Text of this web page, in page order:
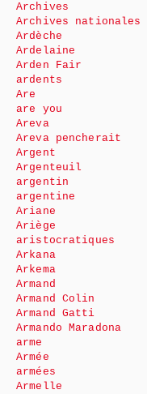
Archives
Archives nationales
Ardèche
Ardelaine
Arden Fair
ardents
Are
are you
Areva
Areva pencherait
Argent
Argenteuil
argentin
argentine
Ariane
Ariège
aristocratiques
Arkana
Arkema
Armand
Armand Colin
Armand Gatti
Armando Maradona
arme
Armée
armées
Armelle